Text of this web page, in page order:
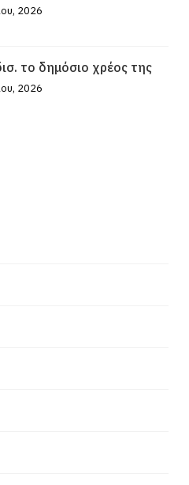
2026
το δημόσιο χρέος της
2026